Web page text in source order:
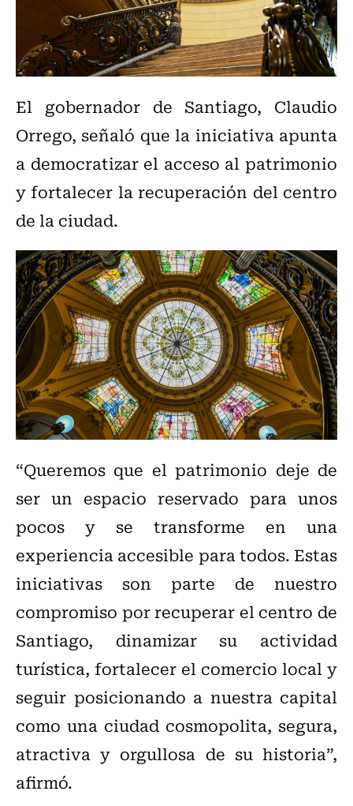
El gobernador de Santiago, Claudio
Orrego, señaló que la iniciativa apunta
a democratizar el acceso al patrimonio
y fortalecer la recuperación del centro
de la ciudad.
“Queremos que el patrimonio deje de
ser un espacio reservado para unos
pocos y se transforme en una
experiencia accesible para todos. Estas
iniciativas son parte de nuestro
compromiso por recuperar el centro de
Santiago, dinamizar su actividad
turística, fortalecer el comercio local y
seguir posicionando a nuestra capital
como una ciudad cosmopolita, segura,
atractiva y orgullosa de su historia”,
afirmó.